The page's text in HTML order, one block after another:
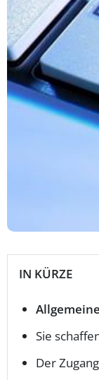
IN KÜRZE
Sie
Der